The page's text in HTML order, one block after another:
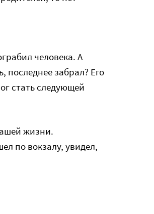
человека. А
последнее забрал? Его
стать следующей
жизни.
по вокзалу, увидел,